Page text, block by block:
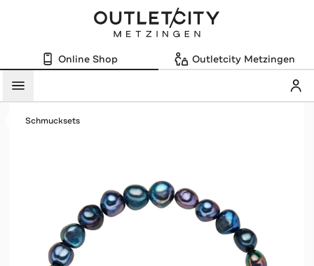
Online Shop Outletcity Metzingen
Menü
Schmucksets